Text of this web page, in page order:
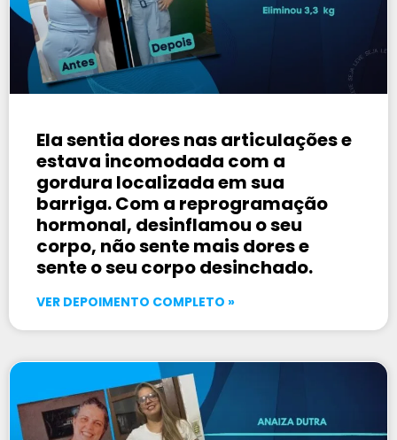
Ela sentia dores nas articulações e
estava incomodada com a
gordura localizada em sua
barriga. Com a reprogramação
hormonal, desinflamou o seu
corpo, não sente mais dores e
sente o seu corpo desinchado.
VER DEPOIMENTO COMPLETO »